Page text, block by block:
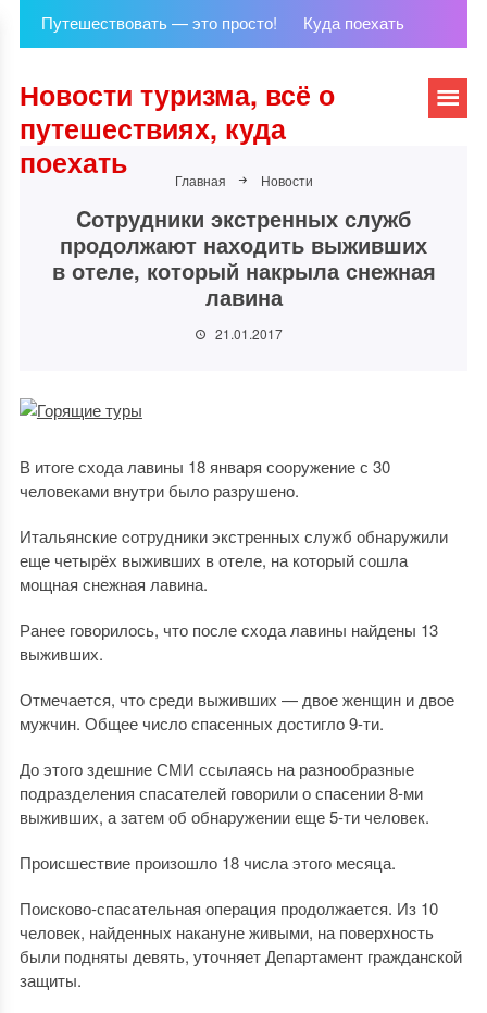
Путешествовать — это просто! Куда поехать
Новости туризма, всё о
путешествиях, куда
поехать
Главная Новости
Cотрудники экстренных служб
продолжают находить выживших
в отеле, который накрыла снежная
лавина
21.01.2017
В итоге схода лавины 18 января сооружение с 30
человеками внутри было разрушено.
Итальянские cотрудники экстренных служб обнаружили
еще четырёх выживших в отеле, на который сошла
мощная снежная лавина.
Ранее говорилось, что после схода лавины найдены 13
выживших.
Отмечается, что среди выживших — двое женщин и двое
мужчин. Общее число спасенных достигло 9-ти.
До этого здешние СМИ ссылаясь на разнообразные
подразделения спасателей говорили о спасении 8-ми
выживших, а затем об обнаружении еще 5-ти человек.
Происшествие произошло 18 числа этого месяца.
Поисково-спасательная операция продолжается. Из 10
человек, найденных накануне живыми, на поверхность
были подняты девять, уточняет Департамент гражданской
защиты.